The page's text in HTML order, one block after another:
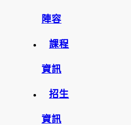
陣容
課程
資訊
招生
資訊